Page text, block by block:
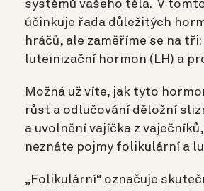
systémů vašeho těla. V
účinkuje řada důležitých
hráčů, ale zaměříme se na
luteinizační hormon (LH) a
Možná už víte, jak tyto
růst a odlučování děložní
a uvolnění vajíčka z
neznáte pojmy folikulární a
„Folikulární“ označuje